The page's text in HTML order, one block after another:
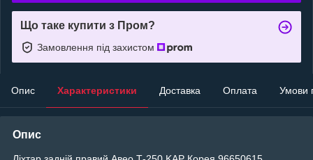
Що таке купити з Пром?
Замовлення під захистом
Опис Характеристики Доставка Оплата Умови
Опис